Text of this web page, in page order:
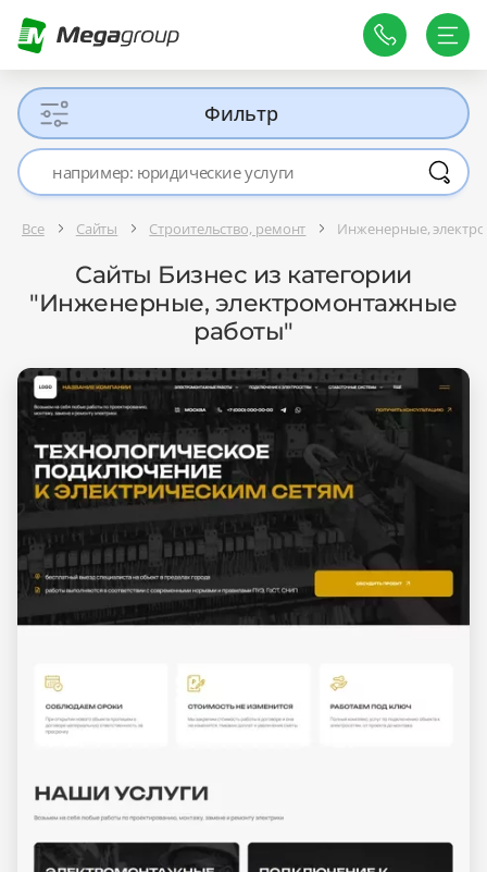
Фильтр
Все Сайты Строительство, ремонт Инженерные,
Сайты Бизнес из категории
"Инженерные, электромонтажные
работы"